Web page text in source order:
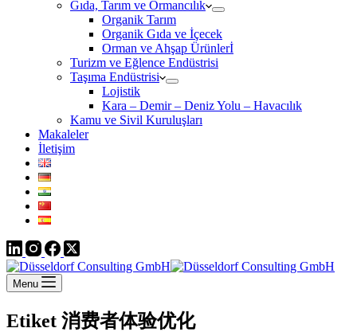
Gıda, Tarım ve Ormancılık
Organik Tarım
Organik Gıda ve İçecek
Orman ve Ahşap Ürünlerİ
Turizm ve Eğlence Endüstrisi
Taşıma Endüstrisi
Lojistik
Kara – Demir – Deniz Yolu – Havacılık
Kamu ve Sivil Kuruluşları
Makaleler
İletişim
Menu
Etiket 消费者体验优化